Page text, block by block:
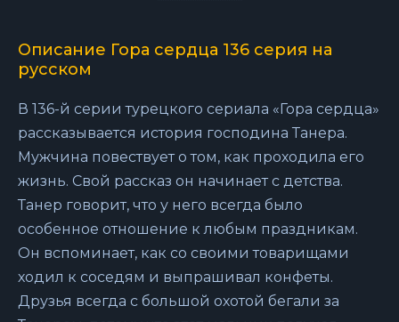
Описание Гора сердца 136 серия на
русском
В 136-й серии турецкого сериала «Гора сердца»
рассказывается история господина Танера.
Мужчина повествует о том, как проходила его
жизнь. Свой рассказ он начинает с детства.
Танер говорит, что у него всегда было
особенное отношение к любым праздникам.
Он вспоминает, как со своими товарищами
ходил к соседям и выпрашивал конфеты.
Друзья всегда с большой охотой бегали за